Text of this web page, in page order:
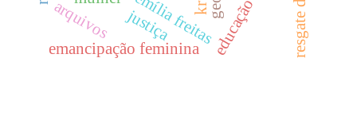
emília freitaseducação
emancipação feminina
justiça
arquivos